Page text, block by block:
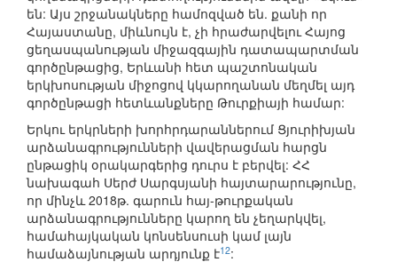
են: Այս շրջանակները համոզված են. քանի որ
Հայաստանը, միևնույն է, չի հրաժարվելու Հայոց
ցեղասպանության միջազգային դատապարտման
գործընթացից, Երևանի հետ պաշտոնական
երկխոսության միջոցով կկարողանան մեղմել այդ
գործընթացի հետևանքները Թուրքիայի համար:
Երկու երկրների խորհրդարաններում Ցյուրիխյան
արձանագրությունների վավերացման հարցն
ընթացիկ օրակարգերից դուրս է բերվել: ՀՀ
նախագահ Սերժ Սարգսյանի հայտարարությունը,
որ մինչև 2018թ. գարուն հայ-թուրքական
արձանագրությունները կարող են չեղարկվել,
համահայկական կոնսենսուսի կամ լայն
համաձայնության արդյունք է12: